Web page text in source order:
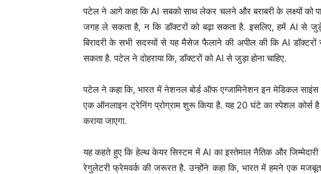
पटेल ने आगे कहा कि AI सबको साथ लेकर चलने और बराबरी के लक्ष्यों को
जगह ले सकता है, न कि डॉक्टरों को बढ़ा सकता है. इसलिए, हमें AI से
बिरादरी के सभी सदस्यों से यह मैसेज फैलाने की अपील की कि AI
सकता है. पटेल ने दोहराया कि, डॉक्टरों को AI से जुड़ा होना चाहिए.
पटेल ने कहा कि, भारत में नेशनल बोर्ड ऑफ एग्जामिनेशन इन मेडिकल
एक ऑनलाइन ट्रेनिंग प्रोग्राम शुरू किया है. यह 20 घंटे का स्पेशल कोर्स
कराया जाएगा.
यह कहते हुए कि हेल्थ केयर सिस्टम में AI का इस्तेमाल नैतिक और
रेगुलेटरी फ्रेमवर्क की जरूरत है. उन्होंने कहा कि, भारत में हमने एक